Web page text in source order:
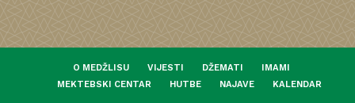
O MEDŽLISU VIJESTI DŽEMATI
IMAMI
MEKTEBSKI CENTAR
HUTBE NAJAVE KALENDAR